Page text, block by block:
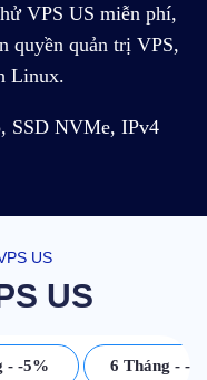
VPS US miễn phí,
quyền quản trị VPS,
Linux.
SSD NVMe, IPv4
US
US
- -5% 6 Tháng - -